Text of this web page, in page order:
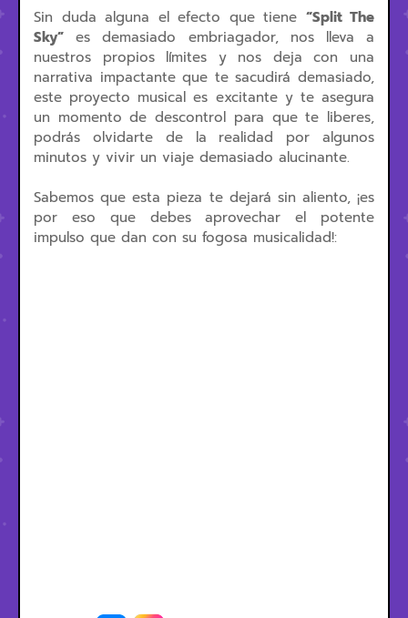
Sin duda alguna el efecto que tiene “Split The
Sky” es demasiado embriagador, nos lleva a
nuestros propios límites y nos deja con una
narrativa impactante que te sacudirá demasiado,
este proyecto musical es excitante y te asegura
un momento de descontrol para que te liberes,
podrás olvidarte de la realidad por algunos
minutos y vivir un viaje demasiado alucinante.
Sabemos que esta pieza te dejará sin aliento, ¡es
por eso que debes aprovechar el potente
impulso que dan con su fogosa musicalidad!: